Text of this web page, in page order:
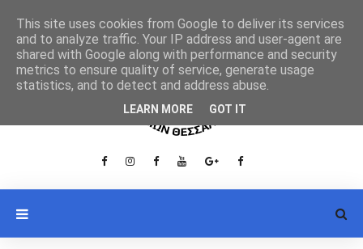
This site uses cookies from Google to deliver its services
and to analyze traffic. Your IP address and user-agent are
shared with Google along with performance and security
metrics to ensure quality of service, generate usage
statistics, and to detect and address abuse.
LEARN MORE GOT IT